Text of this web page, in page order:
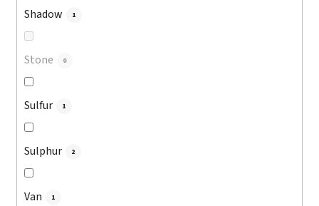
Shadow 1
Stone 0
Sulfur 1
Sulphur 2
Van 1